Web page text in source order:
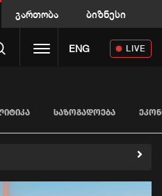
გართობა ბიზნესი
Toggle navigation
ENG LIVE
ᲡᲐᲖᲝᲒᲐᲓᲝᲔᲑᲐ